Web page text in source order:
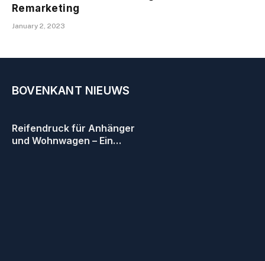
Remarketing
January 2, 2023
BOVENKANT NIEUWS
Reifendruck für Anhänger
und Wohnwagen – Ein